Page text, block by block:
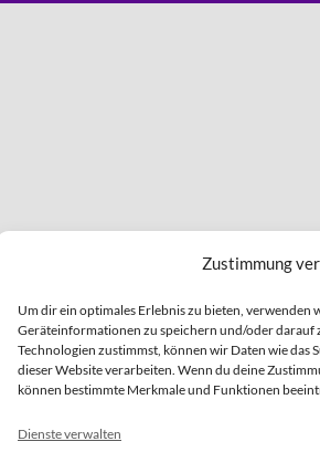
Zustimmung
Um dir ein optimales Erlebnis zu bieten, verwenden
Geräteinformationen zu speichern und/oder darauf
Technologien zustimmst, können wir Daten wie das
dieser Website verarbeiten. Wenn du deine
können bestimmte Merkmale und Funktionen
Dienste verwalten